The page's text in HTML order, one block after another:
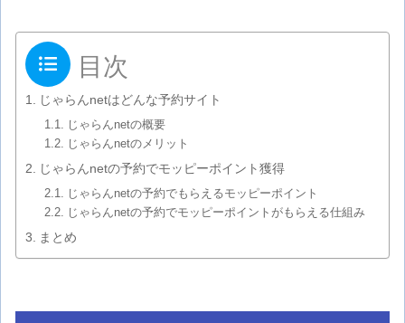
目次
じゃらんnetはどんな予約サイト
じゃらんnetの概要
じゃらんnetのメリット
じゃらんnetの予約でモッピーポイント獲得
じゃらんnetの予約でもらえるモッピーポイント
じゃらんnetの予約でモッピーポイントがもらえる仕組み
まとめ